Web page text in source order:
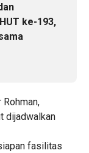
ke-193,
dijadwalkan
fasilitas